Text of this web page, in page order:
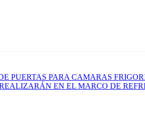
PUERTAS PARA CAMARAS
EN EL MARCO DE